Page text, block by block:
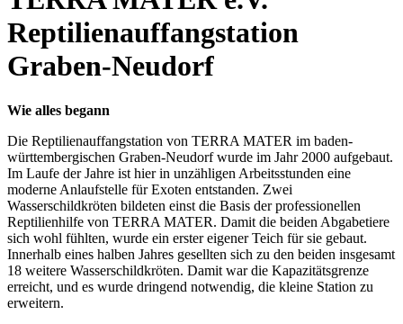
Reptilienauffangstation
Graben-Neudorf
Wie alles begann
Die Reptilienauffangstation von TERRA MATER im baden-
württembergischen Graben-Neudorf wurde im Jahr 2000 aufgebaut.
Im Laufe der Jahre ist hier in unzähligen Arbeitsstunden eine
moderne Anlaufstelle für Exoten entstanden. Zwei
Wasserschildkröten bildeten einst die Basis der professionellen
Reptilienhilfe von TERRA MATER. Damit die beiden Abgabetiere
sich wohl fühlten, wurde ein erster eigener Teich für sie gebaut.
Innerhalb eines halben Jahres gesellten sich zu den beiden insgesamt
18 weitere Wasserschildkröten. Damit war die Kapazitätsgrenze
erreicht, und es wurde dringend notwendig, die kleine Station zu
erweitern.